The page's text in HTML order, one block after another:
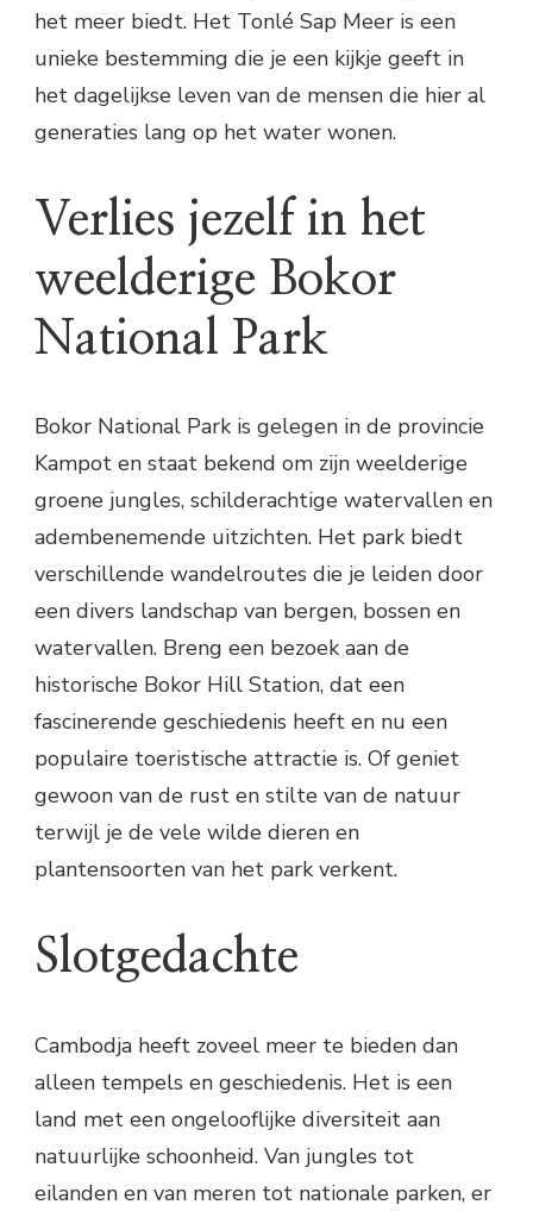
het meer biedt. Het Tonlé Sap Meer is een
unieke bestemming die je een kijkje geeft in
het dagelijkse leven van de mensen die hier al
generaties lang op het water wonen.
Verlies jezelf in het
weelderige Bokor
National Park
Bokor National Park is gelegen in de provincie
Kampot en staat bekend om zijn weelderige
groene jungles, schilderachtige watervallen en
adembenemende uitzichten. Het park biedt
verschillende wandelroutes die je leiden door
een divers landschap van bergen, bossen en
watervallen. Breng een bezoek aan de
historische Bokor Hill Station, dat een
fascinerende geschiedenis heeft en nu een
populaire toeristische attractie is. Of geniet
gewoon van de rust en stilte van de natuur
terwijl je de vele wilde dieren en
plantensoorten van het park verkent.
Slotgedachte
Cambodja heeft zoveel meer te bieden dan
alleen tempels en geschiedenis. Het is een
land met een ongelooflijke diversiteit aan
natuurlijke schoonheid. Van jungles tot
eilanden en van meren tot nationale parken, er